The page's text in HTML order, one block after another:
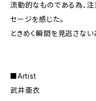
流動的なものである為、
セージを感じた。
ときめく瞬間を見逃さな
■Artist
武井亜衣